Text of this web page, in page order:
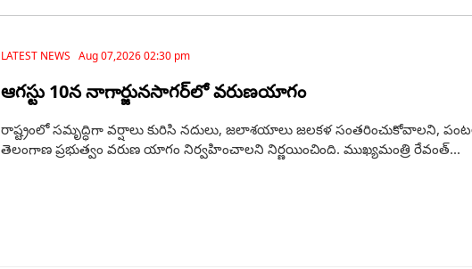
LATEST NEWS Aug 07,2026 02:30 pm
ఆగస్టు 10న నాగార్జునసాగర్‌లో వరుణయాగం
రాష్ట్రంలో సమృద్ధిగా వర్షాలు కురిసి నదులు, జలాశయాలు జలకళ సంతరించుకోవాలని,
తెలంగాణ ప్రభుత్వం వరుణ యాగం నిర్వహించాలని నిర్ణయించింది. ముఖ్యమంత్రి రేవంత్...